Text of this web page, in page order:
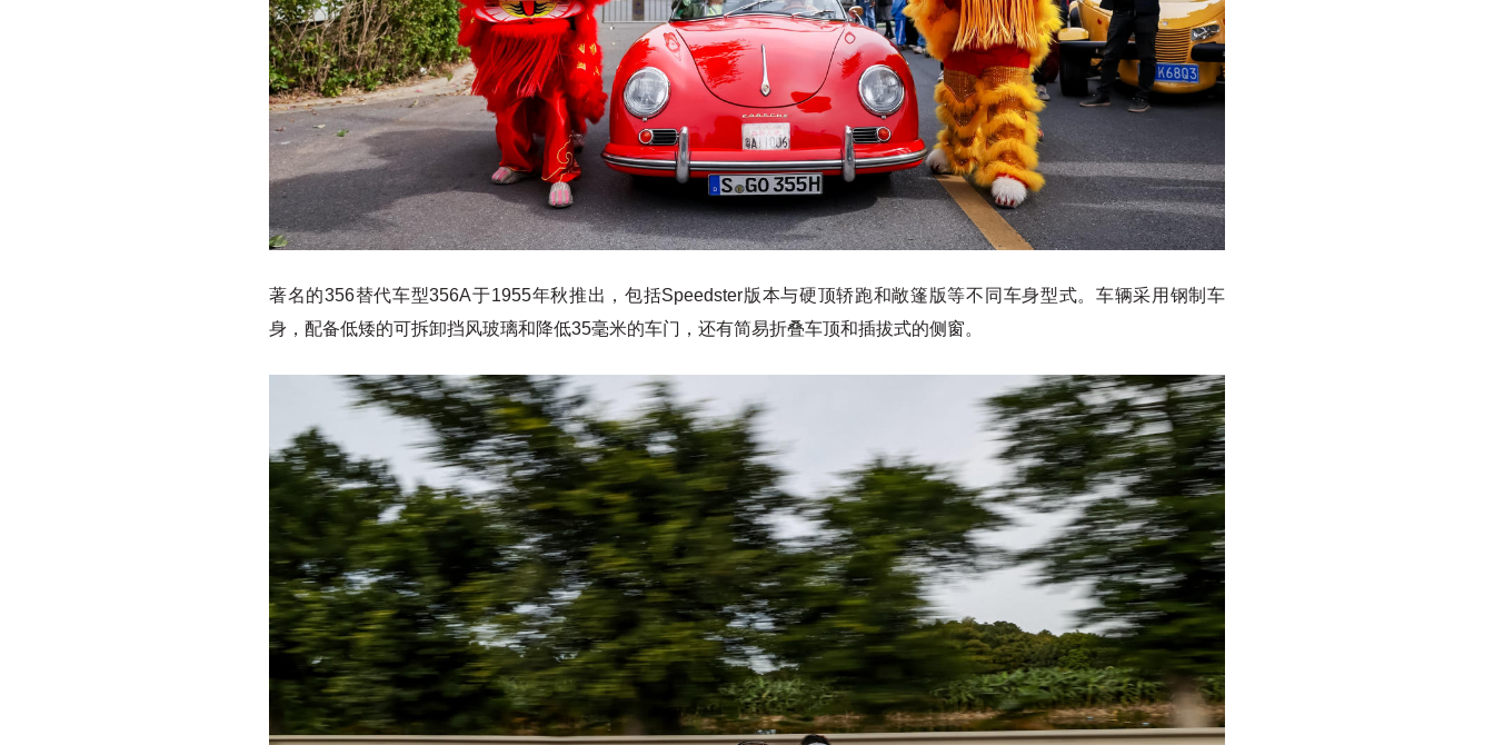
著名的356替代车型356A于1955年秋推出，包括Speedster版本与硬顶轿跑和敞篷版等不同车身型式。车辆采用钢制车
身，配备低矮的可拆卸挡风玻璃和降低35毫米的车门，还有简易折叠车顶和插拔式的侧窗。